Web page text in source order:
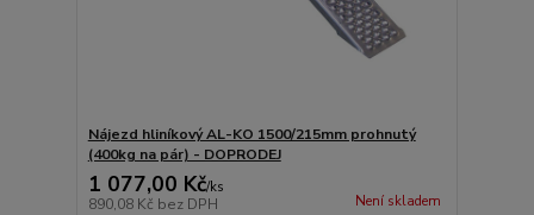
Nájezd hliníkový AL-KO 1500/215mm prohnutý
(400kg na pár) - DOPRODEJ
1 077,00 Kč/ks
890,08 Kč bez DPH Není skladem